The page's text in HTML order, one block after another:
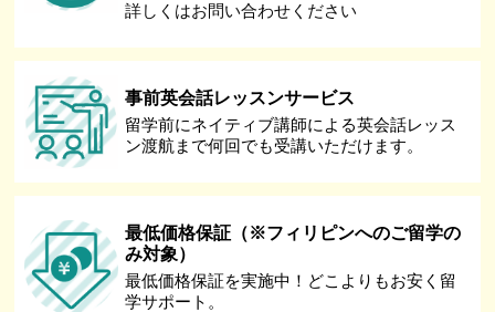
詳しくはお問い合わせください
事前英会話レッスンサービス
留学前にネイティブ講師による英会話レッス
ン渡航まで何回でも受講いただけます。
最低価格保証（※フィリピンへのご留学の
み対象）
最低価格保証を実施中！どこよりもお安く留
学サポート。